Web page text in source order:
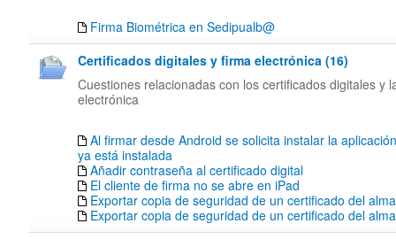
Firma Biométrica en Sedipualb@
Certificados digitales y firma electrónica (16)
Cuestiones relacionadas con los certificados digitales y
electrónica
Al firmar desde Android se solicita instalar la
ya está instalada
Añadir contraseña al certificado digital
El cliente de firma no se abre en iPad
Exportar copia de seguridad de un certificado del
Exportar copia de seguridad de un certificado del